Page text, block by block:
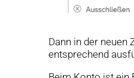
Dann in der neuen
entsprechend